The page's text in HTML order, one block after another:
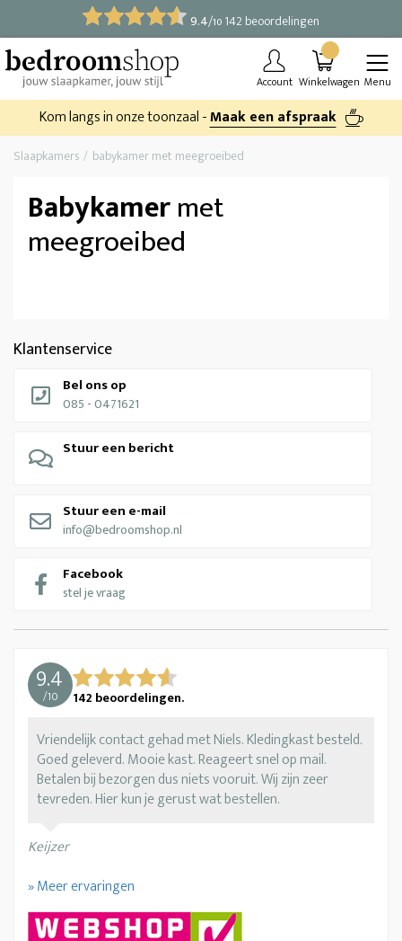
9.4/10 142 beoordelingen
Account Winkelwagen Menu
Kom langs in onze toonzaal -Maak een afspraak
Klantenservice
Bel ons op
085 - 0471621
Stuur een bericht
Stuur een e-mail
info@bedroomshop.nl
Facebook
stel je vraag
9.4
/10 142 beoordelingen.
Vriendelijk contact gehad met Niels. Kledingkast besteld.
Goed geleverd. Mooie kast. Reageert snel op mail.
Betalen bij bezorgen dus niets vooruit. Wij zijn zeer
tevreden. Hier kun je gerust wat bestellen.
Keijzer
» Meer ervaringen
Slaapkamers babykamer met meegroeibed
Babykamermet
meegroeibed